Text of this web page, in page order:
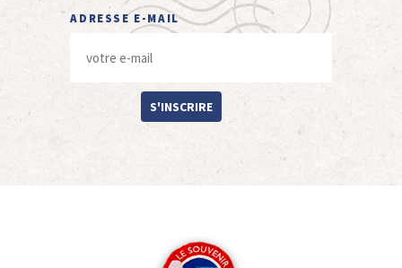
ADRESSE E-MAIL
S'INSCRIRE